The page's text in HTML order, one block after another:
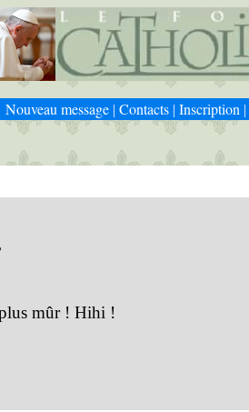
Nouveau message| Contacts| Inscription |
plus mûr ! Hihi !